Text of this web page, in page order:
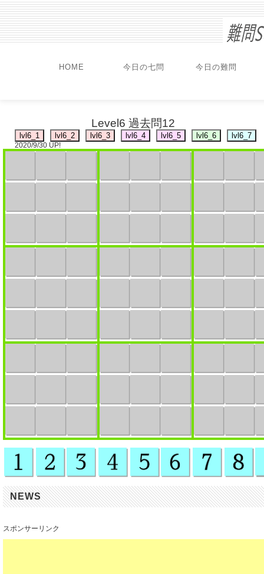
HOME 今日の七問 今日の難問
Level6 過去問12
2020/9/30 UP!
NEWS
スポンサーリンク